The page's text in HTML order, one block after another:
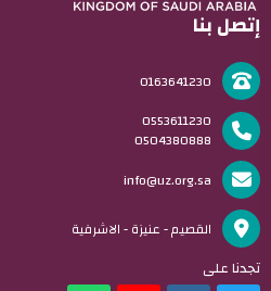
إتصل بنا
0163641230
0553611230
0504380888
info@uz.org.sa
القصيم - عنيزة - الاشرفية
تجدنا على